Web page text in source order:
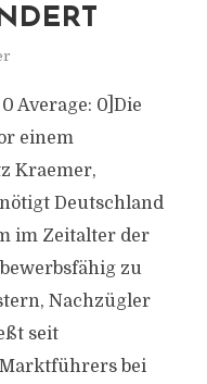
Average: 0]Die
einem
Kraemer,
Deutschland
im Zeitalter der
zu
Nachzügler
seit
bei